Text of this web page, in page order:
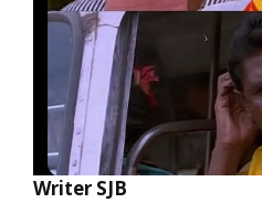
Writer SJB